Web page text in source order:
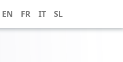
EN FR IT SL